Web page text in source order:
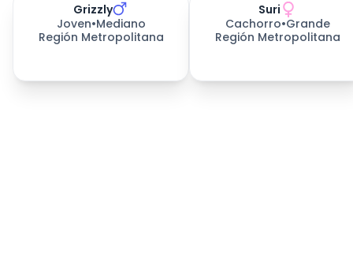
Grizzly
Joven•Mediano
Región Metropolitana
Suri
Cachorro•Grande
Región Metropolitana